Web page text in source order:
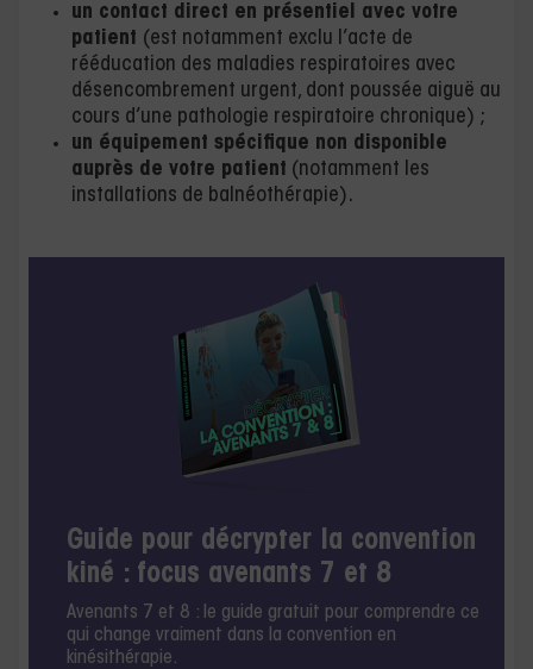
un contact direct en présentiel avec votre
patient (est notamment exclu l’acte de
rééducation des maladies respiratoires avec
désencombrement urgent, dont poussée aiguë au
cours d’une pathologie respiratoire chronique) ;
un équipement spécifique non disponible
auprès de votre patient (notamment les
installations de balnéothérapie).
Guide pour décrypter la convention
kiné : focus avenants 7 et 8
Avenants 7 et 8 : le guide gratuit pour comprendre ce
qui change vraiment dans la convention en
kinésithérapie.